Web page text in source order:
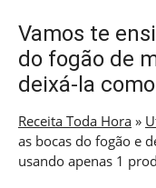
Vamos te
do fogão de
deixá-la
Receita Toda Hora »
as bocas do fogão e
usando apenas 1